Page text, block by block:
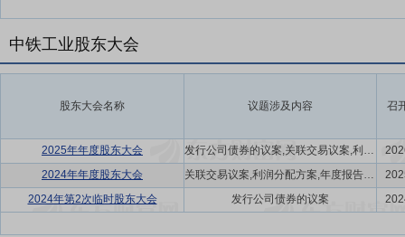
中铁工业股东大会
股东大会名称 议题涉及内容 召
2025年年度股东大会 发行公司债券的议案,关联交易议案,利润分配方案
2024年年度股东大会
关联交易议案,利润分配方案,年度报告(摘要)议案
2024年第2次临时股东大会
发行公司债券的议案